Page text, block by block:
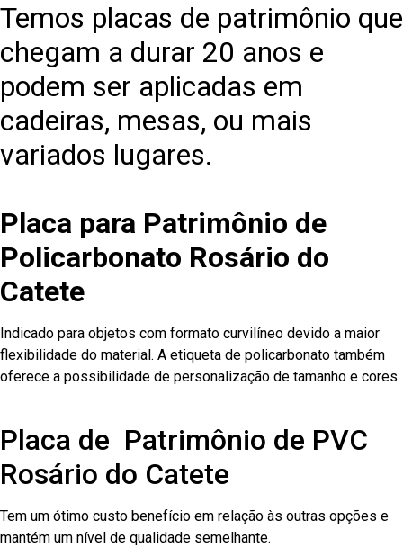
Temos placas de patrimônio que
chegam a durar 20 anos e
podem ser aplicadas em
cadeiras, mesas, ou mais
variados lugares.
Placa para Patrimônio de
Policarbonato Rosário do
Catete
Indicado para objetos com formato curvilíneo devido a maior
flexibilidade do material. A etiqueta de policarbonato também
oferece a possibilidade de personalização de tamanho e cores.
Placa de Patrimônio de PVC
Rosário do Catete
Tem um ótimo custo benefício em relação às outras opções e
mantém um nível de qualidade semelhante.